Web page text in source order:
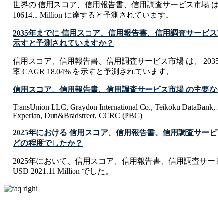
世界の 信用スコア、信用報告書、信用調査サービス市場
10614.1 Million に達すると予測されています。
2035年までに 信用スコア、信用報告書、信用調査サービ
示すと予測されていますか？
信用スコア、信用報告書、信用調査サービス市場 は、
率 CAGR 18.04% を示すと予測されています。
信用スコア、信用報告書、信用調査サービス市場 の主要
TransUnion LLC, Graydon International Co., Teikoku
Experian, Dun&Bradstreet, CCRC (PBC)
2025年における 信用スコア、信用報告書、信用調査サー
どの程度でしたか？
2025年において、信用スコア、信用報告書、信用調査サ
USD 2021.11 Million でした。